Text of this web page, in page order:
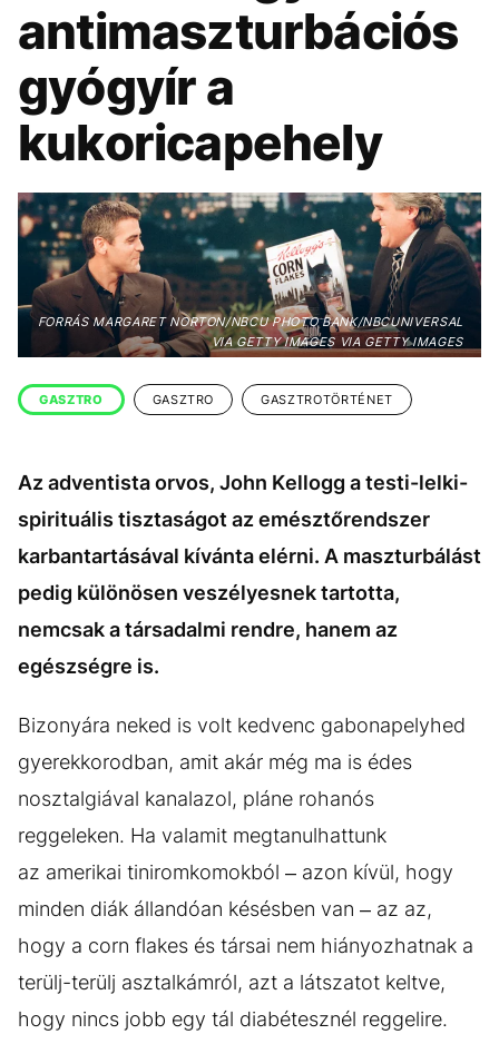
KÖZÉLET UTAZÁS
ÉLETMÓD DESIGN
BESZÉLGETÉSEK
VIDEÓ TÖRTÉNETEK
GASZTRO
antimaszturbációs
gyógyír a
kukoricapehely
FORRÁS MARGARET NORTON/NBCU PHOTO BANK/NBCUNIVERSAL
VIA GETTY IMAGES VIA GETTY IMAGES
GASZTRO GASZTRO GASZTROTÖRTÉNET
Az adventista orvos, John Kellogg a testi-lelki-
spirituális tisztaságot az emésztőrendszer
karbantartásával kívánta elérni. A maszturbálást
pedig különösen veszélyesnek tartotta,
nemcsak a társadalmi rendre, hanem az
egészségre is.
Bizonyára neked is volt kedvenc gabonapelyhed
gyerekkorodban, amit akár még ma is édes
nosztalgiával kanalazol, pláne rohanós
reggeleken. Ha valamit megtanulhattunk
az amerikai tiniromkomokból – azon kívül, hogy
minden diák állandóan késésben van – az az,
hogy a corn flakes és társai nem hiányozhatnak a
terülj-terülj asztalkámról, azt a látszatot keltve,
hogy nincs jobb egy tál diabétesznél reggelire.